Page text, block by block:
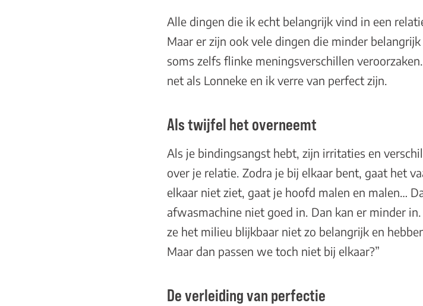
Alle dingen die ik echt belangrijk vind in een
Maar er zijn ook vele dingen die minder
soms zelfs flinke meningsverschillen
net als Lonneke en ik verre van perfect zijn.
Als twijfel het overneemt
Als je bindingsangst hebt, zijn irritaties en
over je relatie. Zodra je bij elkaar bent, gaat het
elkaar niet ziet, gaat je hoofd malen en malen…
afwasmachine niet goed in. Dan kan er minder
ze het milieu blijkbaar niet zo belangrijk en
Maar dan passen we toch niet bij elkaar?”
De verleiding van perfectie